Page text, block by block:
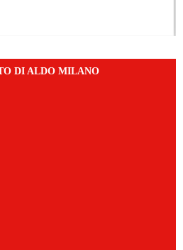
DI ALDO MILANO